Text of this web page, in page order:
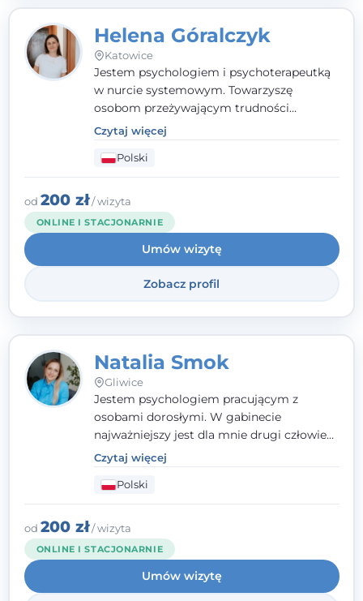
Helena Góralczyk
Katowice
Jestem psychologiem i psychoterapeutką
w nurcie systemowym. Towarzyszę
osobom przeżywającym trudności
emocjonalne, relacyjne albo znajdującym
się w kryzysie. Liczy się dla mnie
autentyczna, oparta na zaufaniu relacja
oraz przestrzeń, w której każdy poczuje się
wysłuchany i potraktowany z szacunkiem.
Czytaj więcej
Polski
od 200 zł/ wizyta
ONLINE I STACJONARNIE
Umów wizytę
Zobacz profil
Natalia Smok
Gliwice
Jestem psychologiem pracującym z
osobami dorosłymi. W gabinecie
najważniejszy jest dla mnie drugi człowiek
- wierzę, że empatia, autentyczność i pełne
zaangażowanie tworzą bezpieczną
przestrzeń, będącą podstawą pracy nad
zmianą. W praktyce korzystam m.in. z
narzędzi Racjonalnej Terapii Zachowania.
Czytaj więcej
Polski
od 200 zł/ wizyta
ONLINE I STACJONARNIE
Umów wizytę